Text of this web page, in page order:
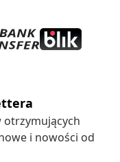
otrzymujących
i nowości od